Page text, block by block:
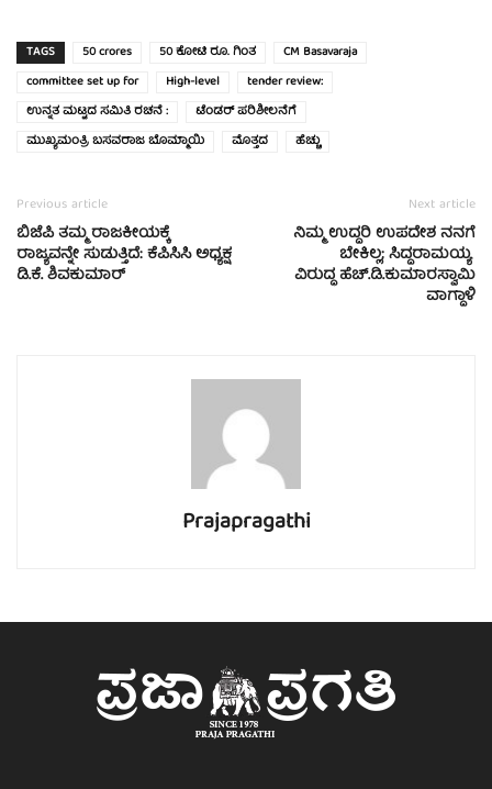
TAGS 50 crores 50 ಕೋಟಿ ರೂ. ಗಿಂತ
CM Basavaraja
committee set up for
High-level
tender review:
ಉನ್ನತ ಮಟ್ಟದ ಸಮಿತಿ ರಚನೆ :
ಟೆಂಡರ್ ಪರಿಶೀಲನೆಗೆ
ಮುಖ್ಯಮಂತ್ರಿ ಬಸವರಾಜ ಬೊಮ್ಮಾಯಿ
ಮೊತ್ತದ ಹೆಚ್ಚು
Previous article
ಬಿಜೆಪಿ ತಮ್ಮ ರಾಜಕೀಯಕ್ಕೆ
ರಾಜ್ಯವನ್ನೇ ಸುಡುತ್ತಿದೆ: ಕೆಪಿಸಿಸಿ ಅಧ್ಯಕ್ಷ
ಡಿ.ಕೆ. ಶಿವಕುಮಾರ್
Next article
ನಿಮ್ಮ ಉದ್ದರಿ ಉಪದೇಶ ನನಗೆ
ಬೇಕಿಲ್ಲ; ಸಿದ್ದರಾಮಯ್ಯ
ವಿರುದ್ಧ ಹೆಚ್.ಡಿ.ಕುಮಾರಸ್ವಾಮಿ
ವಾಗ್ದಾಳಿ
Prajapragathi